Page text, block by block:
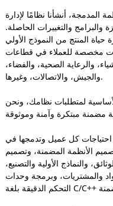
المدمجة، أنشأنا نظامًا لإدارة
والبرامج والتغييرات الحاصلة.
المنتج من النموذج الأولي
مخصصة للعملاء في قطاعات
والرعاية الصحية، والفضاء،
والجيش، والاتصالات، وغيرها.
لمتطلبات نظامك، ونحن
كل عميل وتدمجها في
الأنظمة المضمنة، وتصميم
والنماذج الأولية والتصنيع،
والمشتريات، وبرمجة وحدات